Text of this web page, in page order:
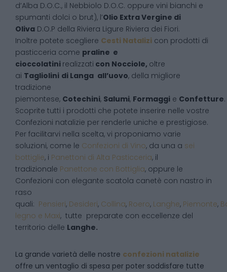
d’Alba D.O.C., il Nebbiolo D.O.C. oppure vini bianchi e
spumanti dolci o brut), l’Olio Extra Vergine di
Oliva D.O.P della Riviera Ligure Riviera dei Fiori.
Inoltre potete scegliere Cesti Natalizi con prodotti di
pasticceria come praline e
cioccolatini realizzati con Nocciole, oltre
ai Tagliolini di Langa all’uovo, della migliore
tradizione
piemontese, Cotechini, Salumi, Formaggi e Confetture.
Scoprite tutti i prodotti che potete inserire nelle vostre
Confezioni natalizie per renderle uniche e prestigiose.
Per facilitarvi nella scelta, vi proponiamo varie
soluzioni, come le Confezioni di Vino, da una a sei
bottiglie, i Panettoni di Alta Pasticceria, il
tradizionale Panettone con Bottiglia, oppure le
Confezioni con elegante scatola canetè con nastro in
raso
quali: Pensieri, Desideri, Collina, Roero, Langhe, Piemonte,
legno e Maxi, tutte preparate con eccellenze del
territorio delle Langhe.
La grande varietà delle nostre confezioni natalizie
offre un ventaglio di spesa per poter soddisfare tutte